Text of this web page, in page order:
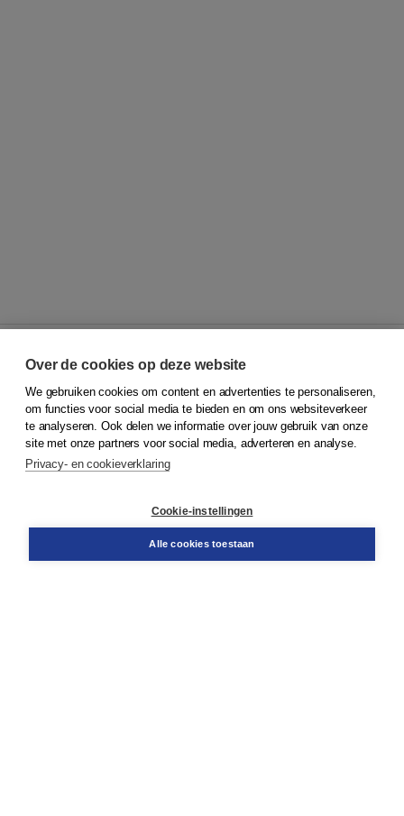
© 2026Koninklijke Boom uitgevers
Klantenservice
Service & informatie
Contact
Over de cookies op deze website
We gebruiken cookies om content en advertenties te personaliseren,
om functies voor social media te bieden en om ons websiteverkeer
te analyseren. Ook delen we informatie over jouw gebruik van onze
site met onze partners voor social media, adverteren en analyse.
Privacy- en cookieverklaring
Cookie-instellingen
Alle cookies toestaan